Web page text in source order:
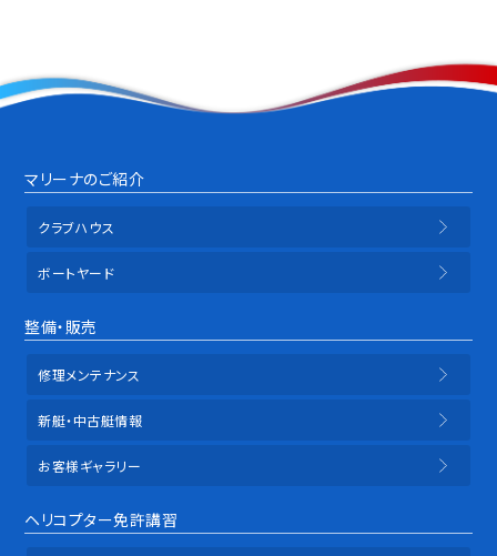
マリーナのご紹介
クラブハウス
ボートヤード
整備・販売
修理メンテナンス
新艇・中古艇情報
お客様ギャラリー
ヘリコプター免許講習